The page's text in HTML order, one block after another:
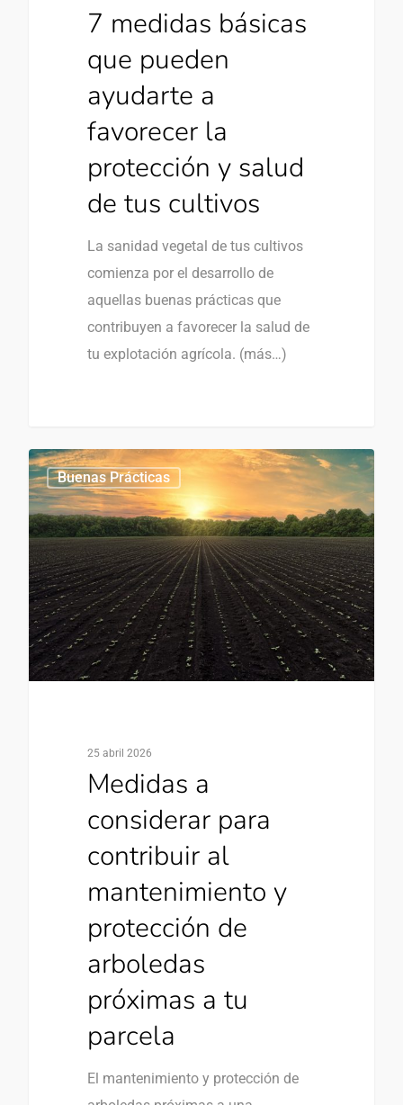
7 medidas básicas
que pueden
ayudarte a
favorecer la
protección y salud
de tus cultivos
La sanidad vegetal de tus cultivos
comienza por el desarrollo de
aquellas buenas prácticas que
contribuyen a favorecer la salud de
tu explotación agrícola. (más…)
Buenas Prácticas
25 abril 2026
Medidas a
considerar para
contribuir al
mantenimiento y
protección de
arboledas
próximas a tu
parcela
El mantenimiento y protección de
0